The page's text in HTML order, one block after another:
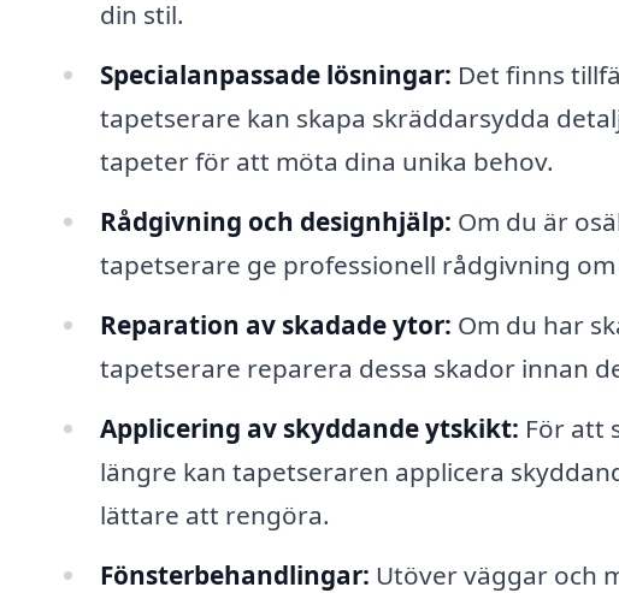
din stil.
Specialanpassade lösningar: Det finns
tapetserare kan skapa skräddarsydda
tapeter för att möta dina unika behov.
Rådgivning och designhjälp: Om du är
tapetserare ge professionell rådgivning
Reparation av skadade ytor: Om du har
tapetserare reparera dessa skador innan
Applicering av skyddande ytskikt: För att
längre kan tapetseraren applicera
lättare att rengöra.
Fönsterbehandlingar: Utöver väggar och